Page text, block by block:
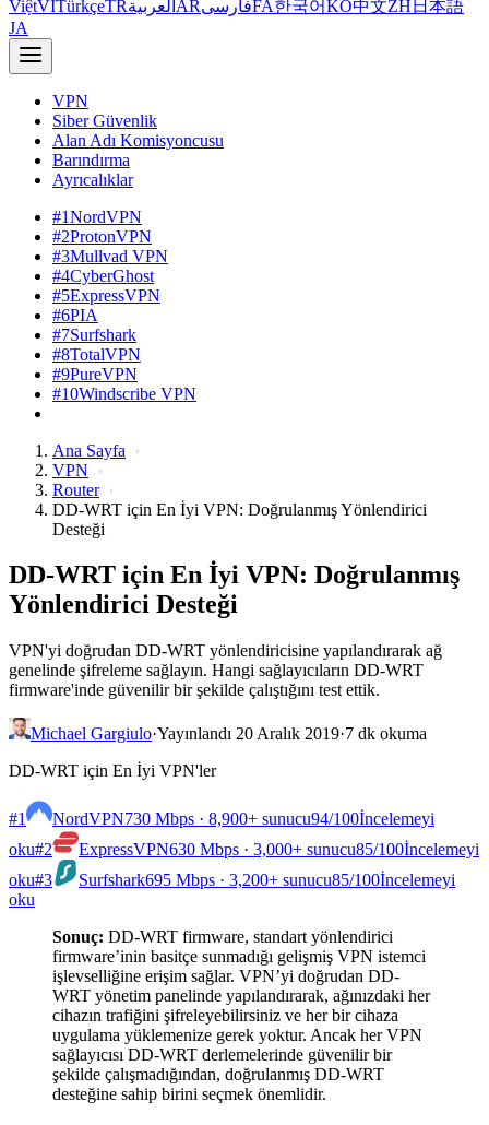
ViệtVITürkçeTRالعربية ARفارسیFA한국어KO中文ZH 日本語
JA
VPN
Siber Güvenlik
Alan Adı Komisyoncusu
Barındırma
Ayrıcalıklar
#1NordVPN
#2ProtonVPN
#3Mullvad VPN
#4CyberGhost
#5ExpressVPN
#6PIA
#7Surfshark
#8TotalVPN
#9PureVPN
#10Windscribe VPN
Ana Sayfa
VPN
Router
DD-WRT için En İyi VPN: Doğrulanmış Yönlendirici
Desteği
DD-WRT için En İyi VPN: Doğrulanmış
Yönlendirici Desteği
VPN'yi doğrudan DD-WRT yönlendiricisine yapılandırarak ağ
genelinde şifreleme sağlayın. Hangi sağlayıcıların DD-WRT
firmware'inde güvenilir bir şekilde çalıştığını test ettik.
Michael Gargiulo·Yayınlandı 20 Aralık 2019·7 dk okuma
DD-WRT için En İyi VPN'ler
#1 NordVPN730 Mbps · 8,900+ sunucu94/100İncelemeyi
oku#2 ExpressVPN630 Mbps · 3,000+ sunucu85/100İncelemeyi
oku#3 Surfshark695 Mbps · 3,200+ sunucu85/100İncelemeyi
oku
Sonuç: DD-WRT firmware, standart yönlendirici
firmware’inin basitçe sunmadığı gelişmiş VPN istemci
işlevselliğine erişim sağlar. VPN’yi doğrudan DD-
WRT yönetim panelinde yapılandırarak, ağınızdaki her
cihazın trafiğini şifreleyebilirsiniz ve her bir cihaza
uygulama yüklemenize gerek yoktur. Ancak her VPN
sağlayıcısı DD-WRT derlemelerinde güvenilir bir
şekilde çalışmadığından, doğrulanmış DD-WRT
desteğine sahip birini seçmek önemlidir.